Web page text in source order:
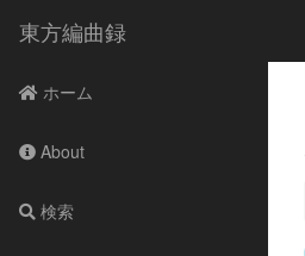
東方編曲録
ホーム
About
検索